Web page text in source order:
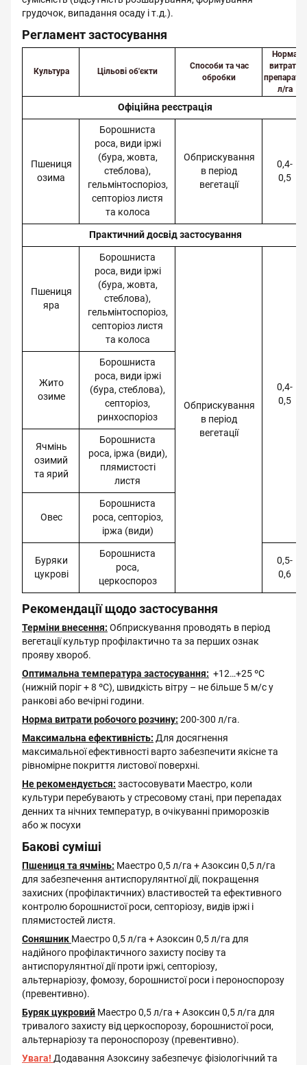
грудочок, випадання осаду і т.д.).
Регламент застосування
Культура Цільові об'єкти
Способи та час
обробки
Норма
витрати
препарату,
л/га
Офіційна реєстрація
Пшениця
озима
Борошниста
роса, види іржі
(бура, жовта,
стеблова),
гельмінтоспоріоз,
септоріоз листя
та колоса
Обприскування
в період
вегетації
0,4-
0,5
Практичний досвід застосування
Пшениця
яра
Борошниста
роса, види іржі
(бура, жовта,
стеблова),
гельмінтоспоріоз,
септоріоз листя
та колоса
Обприскування
в період
вегетації
0,4-
0,5
Жито
озиме
Борошниста
роса, види іржі
(бура, стеблова),
септоріоз,
ринхоспоріоз
Ячмінь
озимий
та ярий
Борошниста
роса, іржа (види),
плямистості
листя
Овес
Борошниста
роса, септоріоз,
іржа (види)
Буряки
цукрові
Борошниста
роса,
церкоспороз
0,5-
0,6
Рекомендації щодо застосування
Терміни внесення: Обприскування проводять в період
вегетації культур профілактично та за перших ознак
прояву хвороб.
Оптимальна температура застосування: +12…+25 ºС
(нижній поріг + 8 ºС), швидкість вітру – не більше 5 м/с у
ранкові або вечірні години.
Норма витрати робочого розчину: 200-300 л/га.
Максимальна ефективність: Для досягнення
максимальної ефективності варто забезпечити якісне та
рівномірне покриття листової поверхні.
Не рекомендується: застосовувати Маестро, коли
культури перебувають у стресовому стані, при перепадах
денних та нічних температур, в очікуванні приморозків
або ж посухи
Бакові суміші
Пшениця та ячмінь: Маестро 0,5 л/га + Азоксин 0,5 л/га
для забезпечення антиспорулянтної дії, покращення
захисних (профілактичних) властивостей та ефективного
контролю борошнистої роси, септоріозу, видів іржі і
плямистостей листя.
Соняшник Маестро 0,5 л/га + Азоксин 0,5 л/га для
надійного профілактичного захисту посіву та
антиспорулянтної дії проти іржі, септоріозу,
альтернаріозу, фомозу, борошнистої роси і пероноспорозу
(превентивно).
Буряк цукровий Маестро 0,5 л/га + Азоксин 0,5 л/га для
тривалого захисту від церкоспорозу, борошнистої роси,
альтернаріозу та пероноспорозу (превентивно).
Увага! Додавання Азоксину забезпечує фізіологічний та